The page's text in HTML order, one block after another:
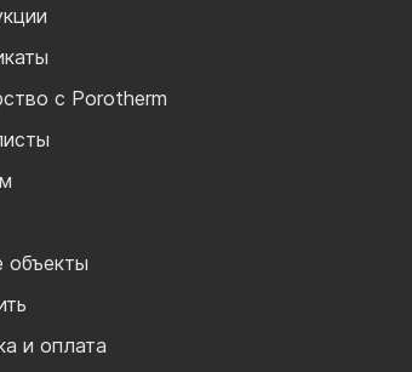
с Porotherm
объекты
и оплата